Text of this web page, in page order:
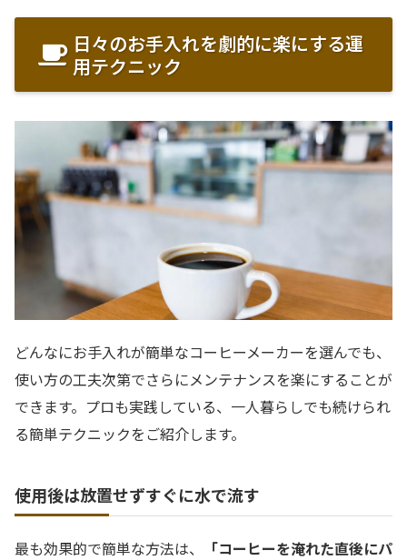
日々のお手入れを劇的に楽にする運
用テクニック
どんなにお手入れが簡単なコーヒーメーカーを選んでも、
使い方の工夫次第でさらにメンテナンスを楽にすることが
できます。プロも実践している、一人暮らしでも続けられ
る簡単テクニックをご紹介します。
使用後は放置せずすぐに水で流す
最も効果的で簡単な方法は、
「コーヒーを淹れた直後にパ